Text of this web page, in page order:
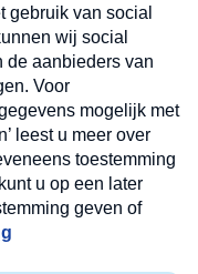
op onze
in uw